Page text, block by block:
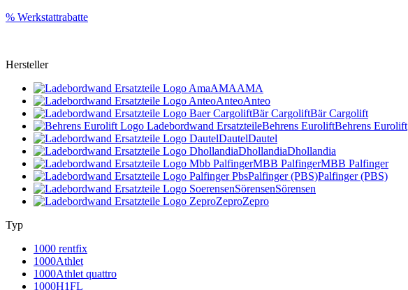
% Werkstattrabatte
Hersteller
AMAAMA
AnteoAnteo
Bär CargoliftBär Cargolift
Behrens EuroliftBehrens Eurolift
DautelDautel
DhollandiaDhollandia
MBB PalfingerMBB Palfinger
Palfinger (PBS)Palfinger (PBS)
SörensenSörensen
ZeproZepro
Typ
1000 rentfix
1000Athlet
1000Athlet quattro
1000H1FL